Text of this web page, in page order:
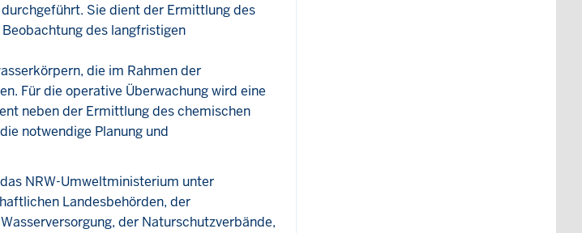
Sie dient der Ermittlung des
des langfristigen
die im Rahmen der
Für die operative Überwachung wird eine
neben der Ermittlung des chemischen
notwendige Planung und
NRW-Umweltministerium unter
Landesbehörden, der
der Naturschutzverbände,